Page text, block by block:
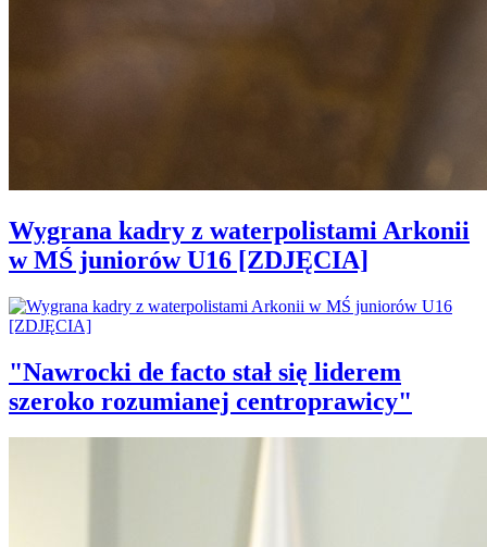
Wygrana kadry z waterpolistami Arkonii
w MŚ juniorów U16 [ZDJĘCIA]
"Nawrocki de facto stał się liderem
szeroko rozumianej centroprawicy"